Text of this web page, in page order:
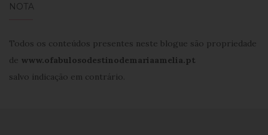
NOTA
Todos os conteúdos presentes neste blogue são propriedade
de www.ofabulosodestinodemariaamelia.pt
salvo indicação em contrário.